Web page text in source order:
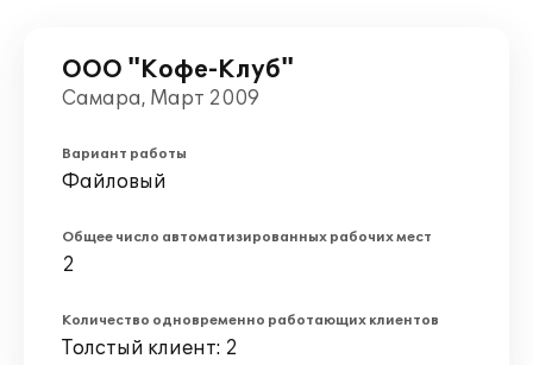
ООО "Кофе-Клуб"
Самара, Март 2009
Вариант работы
Файловый
Общее число автоматизированных рабочих мест
2
Количество одновременно работающих клиентов
Толстый клиент: 2